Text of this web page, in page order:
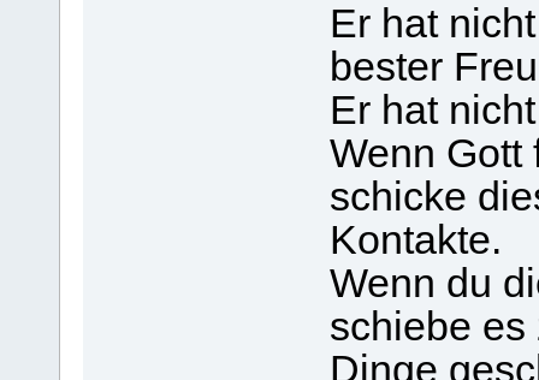
Er hat
bester
Er hat
Wenn Gott
schicke
Kontakte.
Wenn du
schiebe es
Dinge